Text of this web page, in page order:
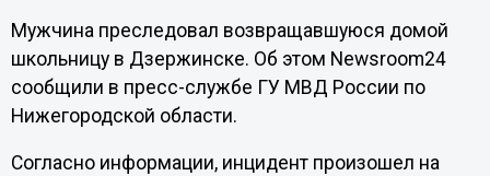
Мужчина преследовал возвращавшуюся домой
школьницу в Дзержинске. Об этом Newsroom24
сообщили в пресс-службе ГУ МВД России по
Нижегородской области.
Согласно информации, инцидент произошел на